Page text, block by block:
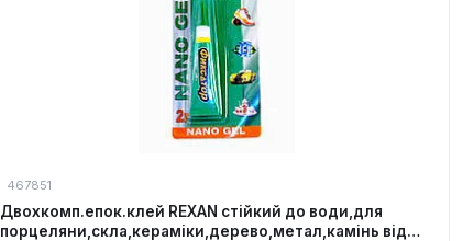
467851
Двохкомп.епок.клей REXAN стійкий до води,для
порцеляни,скла,кераміки,дерево,метал,камінь від